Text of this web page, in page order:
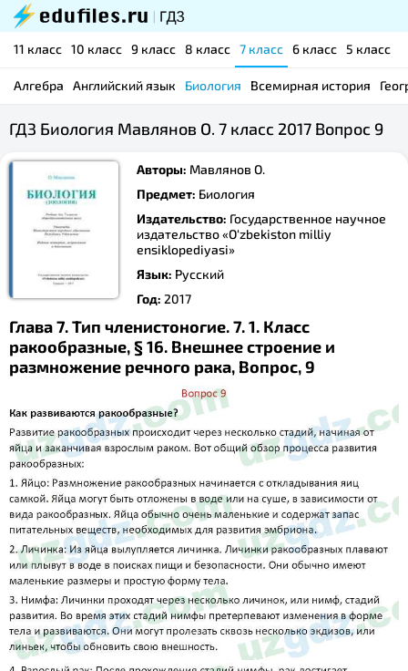
11 класс 10 класс 9 класс 8 класс 7 класс 6 класс 5 класс
Алгебра Английский язык Биология Всемирная история
ГДЗ Биология Мавлянов О. 7 класс 2017 Вопрос 9
Авторы: Мавлянов О.
Предмет: Биология
Издательство: Государственное научное
издательство «O‘zbekiston milliy
ensiklopediyasi»
Язык: Русский
Год: 2017
Глава 7. Тип членистоногие. 7. 1. Класс
ракообразные, § 16. Внешнее строение и
размножение речного рака, Вопрос, 9